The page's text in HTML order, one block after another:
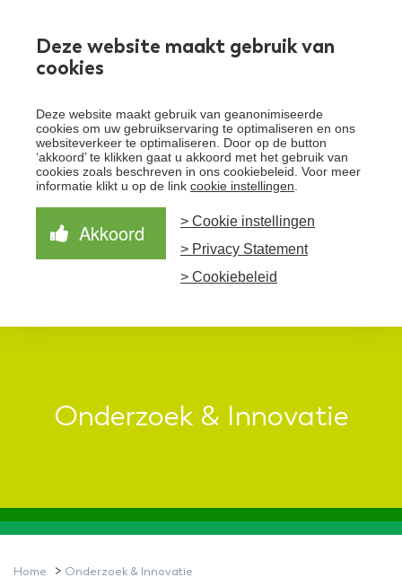
Deze website maakt gebruik van
cookies
Deze website maakt gebruik van geanonimiseerde
cookies om uw gebruikservaring te optimaliseren en ons
websiteverkeer te optimaliseren. Door op de button
‘akkoord’ te klikken gaat u akkoord met het gebruik van
cookies zoals beschreven in ons cookiebeleid. Voor meer
informatie klikt u op de link cookie instellingen
Akkoord
> Cookie instellingen
> Privacy Statement
> Cookiebeleid
Over Santeon
Waardegedreven zorg
aanpak
Samen Beter
Nieuws
Schrijf je in voor de nieuwsbrief
Schrijf je in voor onze nieuwsbrief en ontvang het
laatste nieuws!
Aanmelden nieuwsbrief
Onderzoek & Innovatie
Home > Onderzoek & Innovatie